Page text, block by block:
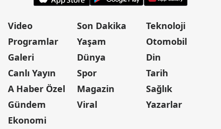
Video
Programlar
Galeri
Canlı Yayın
A Haber Özel
Gündem
Ekonomi
Son Dakika
Yaşam
Dünya
Spor
Magazin
Viral
Teknoloji
Otomobil
Din
Tarih
Sağlık
Yazarlar